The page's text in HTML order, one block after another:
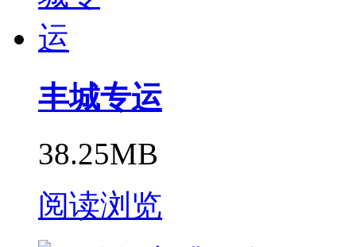
丰城专运
38.25MB
阅读浏览